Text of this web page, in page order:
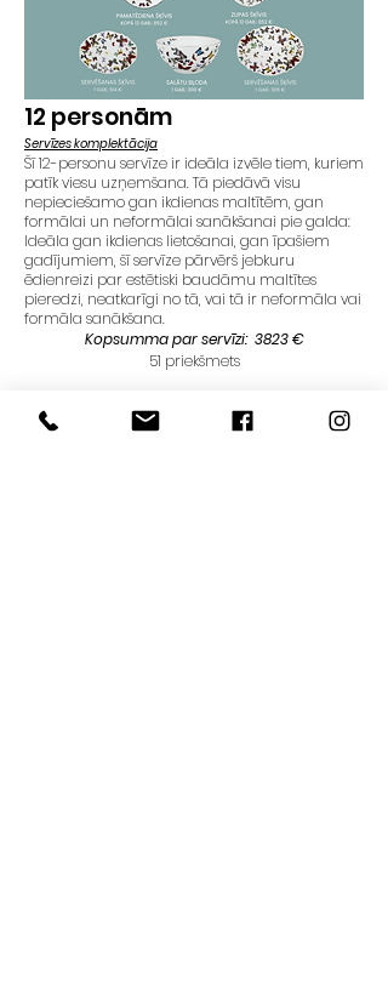
12 personām
Servīzes komplektācija
Šī 12-personu servīze ir ideāla izvēle tiem, kuriem
patīk viesu uzņemšana. Tā piedāvā visu
nepieciešamo gan ikdienas maltītēm, gan
formālai un neformālai sanākšanai pie galda:
Ideāla gan ikdienas lietošanai, gan īpašiem
gadījumiem, šī servīze pārvērš jebkuru
ēdienreizi par estētiski baudāmu maltītes
pieredzi, neatkarīgi no tā, vai tā ir neformāla vai
formāla sanākšana.
Kopsumma par servīzi: 3823 €
51 priekšmets